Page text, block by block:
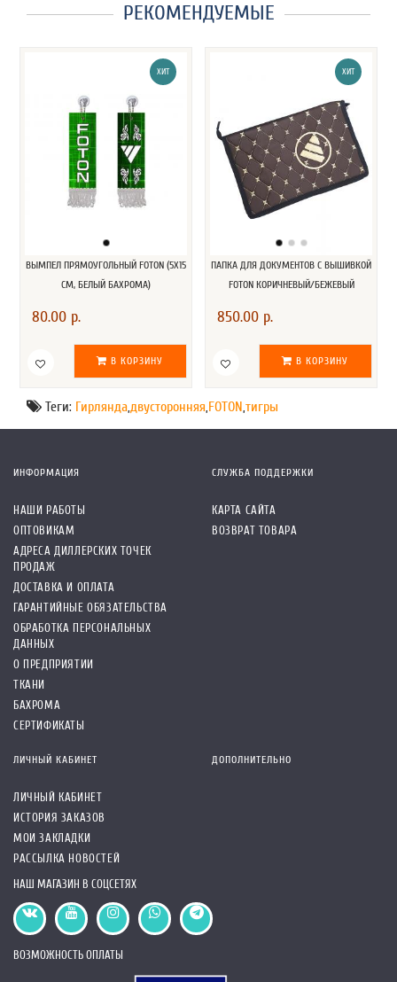
РЕКОМЕНДУЕМЫЕ
ХИТ
ВЫМПЕЛ ПРЯМОУГОЛЬНЫЙ FOTON (5Х15
СМ, БЕЛЫЙ БАХРОМА)
80.00 р.
В КОРЗИНУ
ХИТ
ПАПКА ДЛЯ ДОКУМЕНТОВ С ВЫШИВКОЙ
FOTON КОРИЧНЕВЫЙ/БЕЖЕВЫЙ
850.00 р.
В КОРЗИНУ
Теги: Гирлянда,двусторонняя,FOTON,тигры
ИНФОРМАЦИЯ
НАШИ РАБОТЫ
ОПТОВИКАМ
АДРЕСА ДИЛЛЕРСКИХ ТОЧЕК
ПРОДАЖ
ДОСТАВКА И ОПЛАТА
ГАРАНТИЙНЫЕ ОБЯЗАТЕЛЬСТВА
ОБРАБОТКА ПЕРСОНАЛЬНЫХ
ДАННЫХ
О ПРЕДПРИЯТИИ
ТКАНИ
БАХРОМА
СЕРТИФИКАТЫ
СЛУЖБА ПОДДЕРЖКИ
КАРТА САЙТА
ВОЗВРАТ ТОВАРА
ЛИЧНЫЙ КАБИНЕТ
ЛИЧНЫЙ КАБИНЕТ
ИСТОРИЯ ЗАКАЗОВ
МОИ ЗАКЛАДКИ
РАССЫЛКА НОВОСТЕЙ
ДОПОЛНИТЕЛЬНО
НАШ МАГАЗИН В СОЦСЕТЯХ
ВОЗМОЖНОСТЬ ОПЛАТЫ